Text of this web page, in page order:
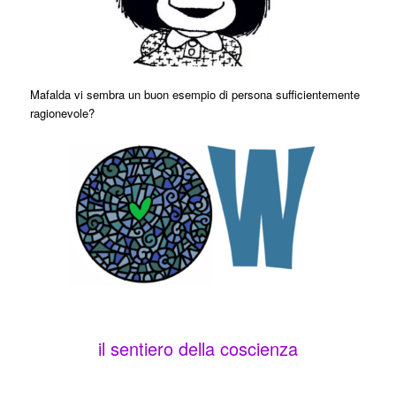
Mafalda vi sembra un buon esempio di persona sufficientemente
ragionevole?
il sentiero della coscienza